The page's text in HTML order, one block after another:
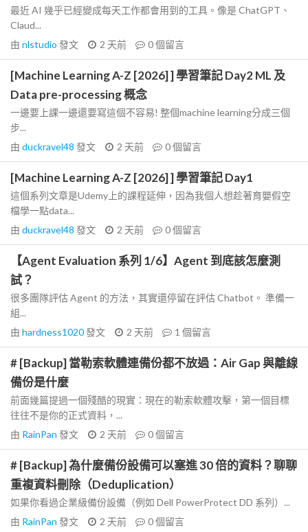
最近 AI 幾乎已經變成每天工作都會用到的工具。像是 ChatGPT、
Claud...
由 nlstudio 發文 2 天前 0個留言
[Machine Learning A-Z [2026] ] 學習筆記 Day2 ML 及
Data pre-processing 概念
一邊要上課一邊還要寫這個不容易! 整個machine learning分成三個
步...
由 duckravel48 發文 2 天前 0個留言
[Machine Learning A-Z [2026] ] 學習筆記 Day1
這個系列文章是Udemy上的課程延伸，因為我個人想趁著育嬰假空
檔學一點data...
由 duckravel48 發文 2 天前 0個留言
【Agent Evaluation 系列 1/6】Agent 到底該怎麼測
試？
很多團隊評估 Agent 的方法，其實還停留在評估 Chatbot。 準備一
組...
由 hardness1020發文 2 天前 1 個留言
# [Backup] 當勒索軟體連備份都不放過：Air Gap 與離線
備份是什麼
前面幾篇提過一個殘酷的現實：現在的勒索軟體攻擊，第一個目標
往往不是你的正式資料，...
由 RainPan 發文 2 天前 0個留言
# [Backup] 為什麼備份設備可以塞進 30 倍的資料？聊聊
重複資料刪除（Deduplication）
如果你看過企業級備份設備（例如 Dell PowerProtect DD 系列）...
由 RainPan 發文 2 天前 0個留言